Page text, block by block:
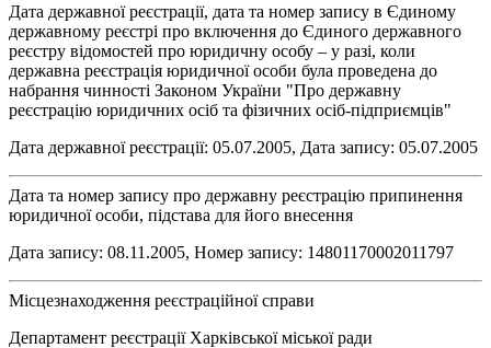
Дата державної реєстрації, дата та номер запису в Єдиному
державному реєстрі про включення до Єдиного державного
реєстру відомостей про юридичну особу – у разі, коли
державна реєстрація юридичної особи була проведена до
набрання чинності Законом України "Про державну
реєстрацію юридичних осіб та фізичних осіб-підприємців"
Дата державної реєстрації: 05.07.2005, Дата запису: 05.07.2005
Дата та номер запису про державну реєстрацію припинення
юридичної особи, підстава для його внесення
Дата запису: 08.11.2005, Номер запису: 14801170002011797
Місцезнаходження реєстраційної справи
Департамент реєстрації Харківської міської ради